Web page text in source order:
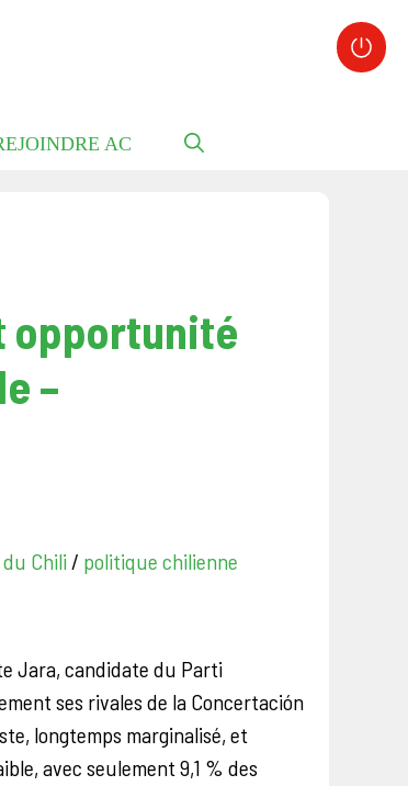
AC
opportunité
–
Chili / politique chilienne
Jara, candidate du Parti
ses rivales de la Concertación
longtemps marginalisé, et
avec seulement 9,1 % des